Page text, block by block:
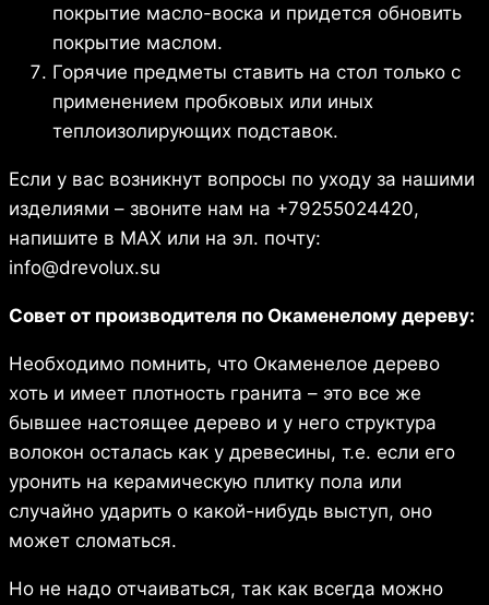
покрытие масло-воска и придется обновить
покрытие маслом.
Горячие предметы ставить на стол только с
применением пробковых или иных
теплоизолирующих подставок.
Если у вас возникнут вопросы по уходу за нашими
изделиями – звоните нам на +79255024420,
напишите в МАХ или на эл. почту:
info@drevolux.su
Совет от производителя по Окаменелому дереву:
Необходимо помнить, что Окаменелое дерево
хоть и имеет плотность гранита – это все же
бывшее настоящее дерево и у него структура
волокон осталась как у древесины, т.е. если его
уронить на керамическую плитку пола или
случайно ударить о какой-нибудь выступ, оно
может сломаться.
Но не надо отчаиваться, так как всегда можно